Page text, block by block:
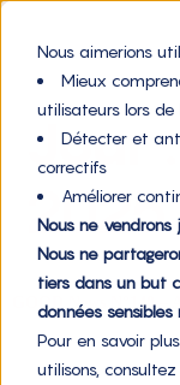
Nous aimerions
Mieux
utilisateurs lors de
Détecter et
correctifs
Améliorer
Nous ne vendrons
Nous ne
tiers dans un but
données sensibles
Pour en savoir
utilisons,
Jour
2025
GOOD News N°140 –